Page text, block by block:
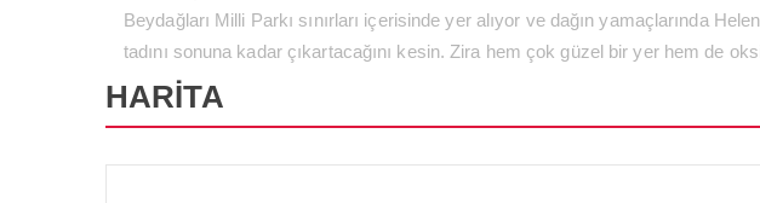
Beydağları Milli Parkı sınırları içerisinde yer alıyor ve dağın yamaçlarında
tadını sonuna kadar çıkartacağını kesin. Zira hem çok güzel bir yer hem de
HARİTA